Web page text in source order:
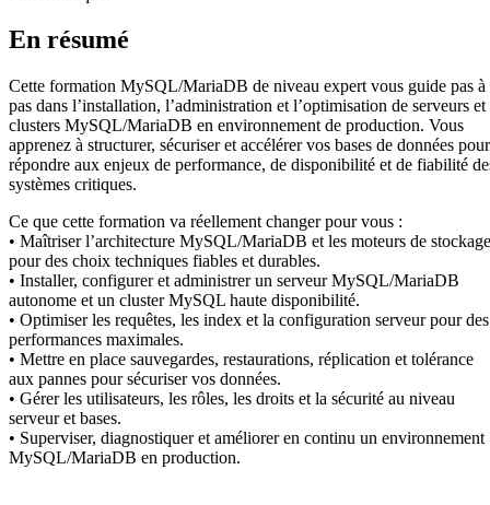
En résumé
Cette formation MySQL/MariaDB de niveau expert vous guide pas à
pas dans l’installation, l’administration et l’optimisation de serveurs et
clusters MySQL/MariaDB en environnement de production. Vous
apprenez à structurer, sécuriser et accélérer vos bases de données pour
répondre aux enjeux de performance, de disponibilité et de fiabilité
systèmes critiques.
Ce que cette formation va réellement changer pour vous :
• Maîtriser l’architecture MySQL/MariaDB et les moteurs de stockage
pour des choix techniques fiables et durables.
• Installer, configurer et administrer un serveur MySQL/MariaDB
autonome et un cluster MySQL haute disponibilité.
• Optimiser les requêtes, les index et la configuration serveur pour des
performances maximales.
• Mettre en place sauvegardes, restaurations, réplication et tolérance
aux pannes pour sécuriser vos données.
• Gérer les utilisateurs, les rôles, les droits et la sécurité au niveau
serveur et bases.
• Superviser, diagnostiquer et améliorer en continu un environnement
MySQL/MariaDB en production.